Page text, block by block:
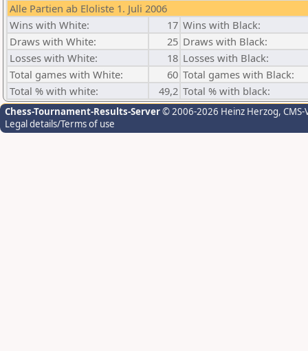
Alle Partien ab Eloliste 1. Juli 2006
Wins with White:
17 Wins with Black:
Draws with White:
25 Draws with Black:
Losses with White:
18 Losses with Black:
Total games with White:
60 Total games with Black:
Total % with white:
49,2 Total % with black:
Chess-Tournament-Results-Server© 2006-2026 Heinz Herzog,
Legal details/Terms of use